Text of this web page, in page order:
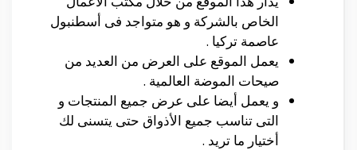
الخاص بالشركة و هو متواجد فى أسطنبول
عاصمة تركيا .
يعمل الموقع على العرض من العديد من
صيحات الموضة العالمية .
و يعمل أيضا على عرض جميع المنتجات و
التى تناسب جميع الأذواق حتى يتسنى لك
أختيار ما تريد .